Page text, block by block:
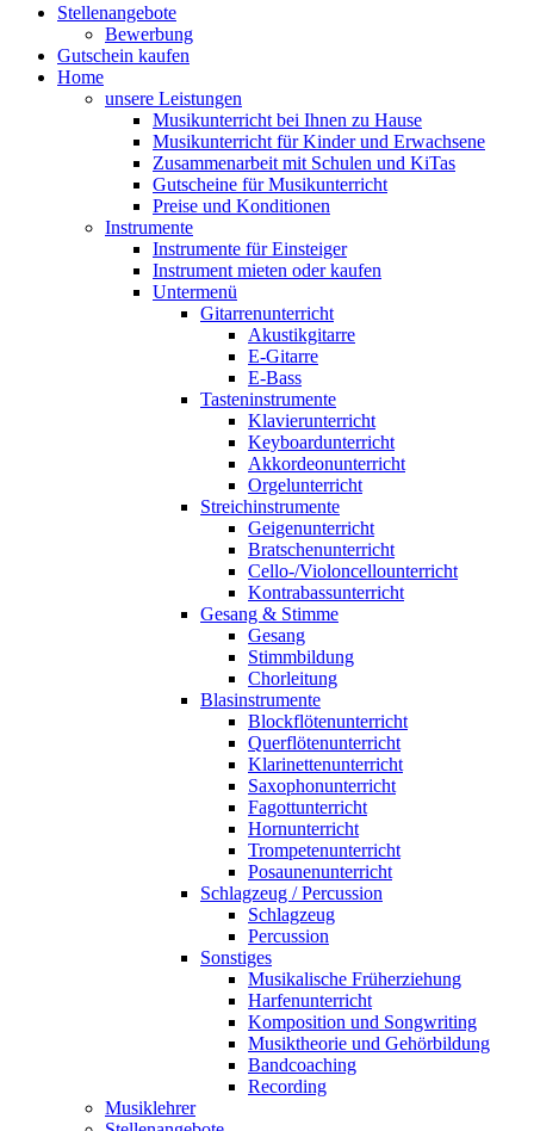
Stellenangebote
Bewerbung
Gutschein kaufen
Home
unsere Leistungen
Musikunterricht bei Ihnen zu Hause
Musikunterricht für Kinder und Erwachsene
Zusammenarbeit mit Schulen und KiTas
Gutscheine für Musikunterricht
Preise und Konditionen
Instrumente
Instrumente für Einsteiger
Instrument mieten oder kaufen
Untermenü
Gitarrenunterricht
Akustikgitarre
E-Gitarre
E-Bass
Tasteninstrumente
Klavierunterricht
Keyboardunterricht
Akkordeonunterricht
Orgelunterricht
Streichinstrumente
Geigenunterricht
Bratschenunterricht
Cello-/Violoncellounterricht
Kontrabassunterricht
Gesang & Stimme
Gesang
Stimmbildung
Chorleitung
Blasinstrumente
Blockflötenunterricht
Querflötenunterricht
Klarinettenunterricht
Saxophonunterricht
Fagottunterricht
Hornunterricht
Trompetenunterricht
Posaunenunterricht
Schlagzeug / Percussion
Schlagzeug
Percussion
Sonstiges
Musikalische Früherziehung
Harfenunterricht
Komposition und Songwriting
Musiktheorie und Gehörbildung
Bandcoaching
Recording
Musiklehrer